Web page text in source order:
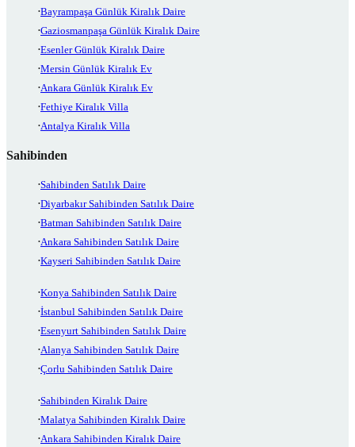
Bayrampaşa Günlük Kiralık Daire
Gaziosmanpaşa Günlük Kiralık Daire
Esenler Günlük Kiralık Daire
Mersin Günlük Kiralık Ev
Ankara Günlük Kiralık Ev
Fethiye Kiralık Villa
Antalya Kiralık Villa
Sahibinden
Sahibinden Satılık Daire
Diyarbakır Sahibinden Satılık Daire
Batman Sahibinden Satılık Daire
Ankara Sahibinden Satılık Daire
Kayseri Sahibinden Satılık Daire
Konya Sahibinden Satılık Daire
İstanbul Sahibinden Satılık Daire
Esenyurt Sahibinden Satılık Daire
Alanya Sahibinden Satılık Daire
Çorlu Sahibinden Satılık Daire
Sahibinden Kiralık Daire
Malatya Sahibinden Kiralık Daire
Ankara Sahibinden Kiralık Daire